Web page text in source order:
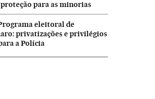
para as minorias
eleitoral de
privatizações e privilégios
a Polícia